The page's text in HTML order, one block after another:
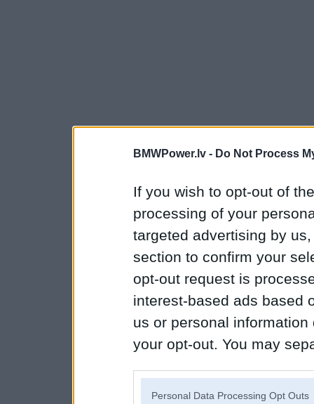
BMWPower.lv - Do Not Process
If you wish to opt-out of
processing of your
targeted advertising by
section to confirm your
opt-out request is
interest-based ads based
us or personal
your opt-out. You may
Personal Data Processing Opt Outs